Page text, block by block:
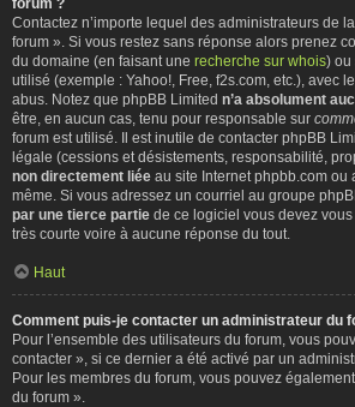
Contactez n’importe lequel des administrateurs de
forum ». Si vous restez sans réponse alors prenez
du domaine (en faisant une recherche sur whois) ou
utilisé (exemple : Yahoo!, Free, f2s.com, etc.), avec
abus. Notez que phpBB Limited n’a absolument
être, en aucun cas, tenu pour responsable sur
forum est utilisé. Il est inutile de contacter phpBB
légale (cessions et désistements, responsabilité,
non directement liée au site Internet phpbb.com ou
même. Si vous adressez un courriel au groupe
par une tierce partie de ce logiciel vous devez
très courte voire à aucune réponse du tout.
Haut
Comment puis-je contacter un administrateur du
Pour l’ensemble des utilisateurs du forum, vous
contacter », si ce dernier a été activé par un
Pour les membres du forum, vous pouvez
du forum ».